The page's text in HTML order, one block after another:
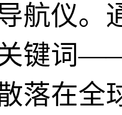
航仪。
键词
落在全